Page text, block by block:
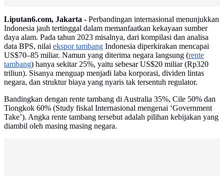
Liputan6.com, Jakarta - Perbandingan internasional menunjukkan
Indonesia jauh tertinggal dalam memanfaatkan kekayaan sumber
daya alam. Pada tahun 2023 misalnya, dari kompilasi dan analisa
data BPS, nilai ekspor tambang Indonesia diperkirakan mencapai
US$70–85 miliar. Namun yang diterima negara langsung (rente
tambang) hanya sekitar 25%, yaitu sebesar US$20 miliar (Rp320
triliun). Sisanya menguap menjadi laba korporasi, dividen lintas
negara, dan struktur biaya yang nyaris tak tersentuh regulator.
Bandingkan dengan rente tambang di Australia 35%, Cile 50% dan
Tiongkok 60% (Study fiskal Internasional mengenai ‘Government
Take’). Angka rente tambang tersebut adalah pilihan kebijakan yang
diambil oleh masing masing negara.